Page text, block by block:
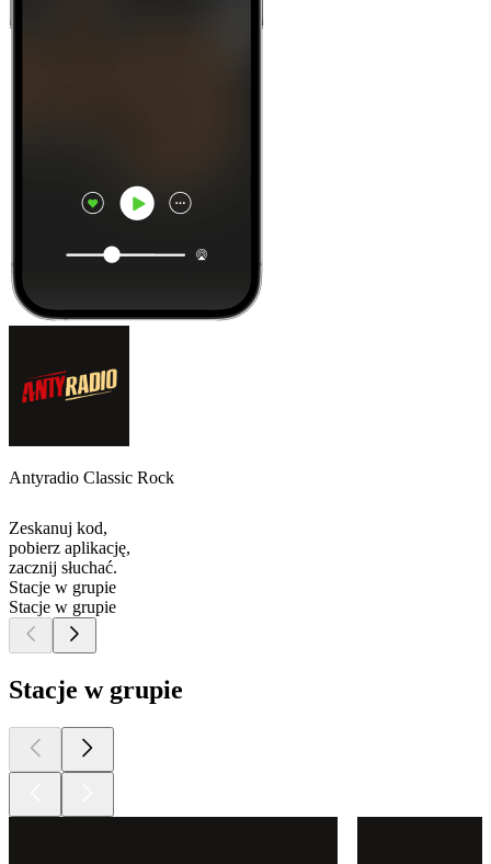
Antyradio Classic Rock
Zeskanuj kod,
pobierz aplikację,
zacznij słuchać.
Stacje w grupie
Stacje w grupie
Stacje w grupie